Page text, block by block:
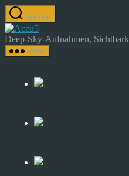
Zum
Inhalt
springen
Suchen
Astrocamp
–
Astrofotografie
Sky-
Deep-Sky-Aufnahmen,
Menü